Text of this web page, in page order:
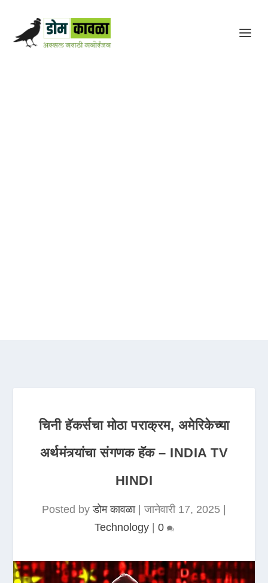
चिनी हॅकर्सचा मोठा पराक्रम, अमेरिकेच्या
अर्थमंत्र्यांचा संगणक हॅक – INDIA TV
HINDI
Posted byडोम कावळा|जानेवारी 17, 2025
Technology| 0